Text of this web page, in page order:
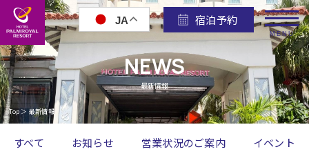
MENU
JA 宿泊予約
NEWS
最新情報
Top ＞ 最新情報
すべて お知らせ 営業状況のご案内 イベント